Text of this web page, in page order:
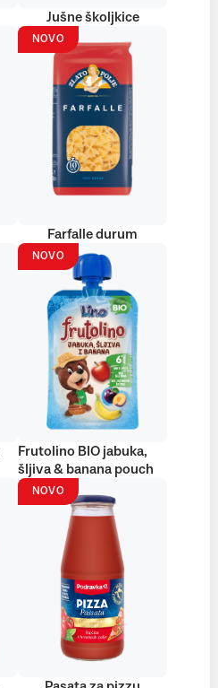
Jušne školjkice
NOVO
Farfalle durum
NOVO
Frutolino BIO jabuka,
šljiva & banana pouch
NOVO